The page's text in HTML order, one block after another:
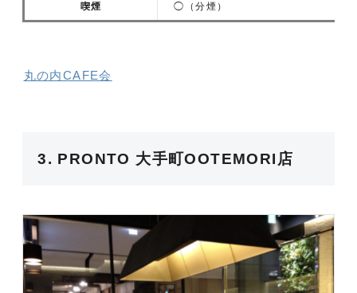
喫煙 ◯（分煙）
丸の内CAFE会
3. PRONTO 大手町OOTEMORI店